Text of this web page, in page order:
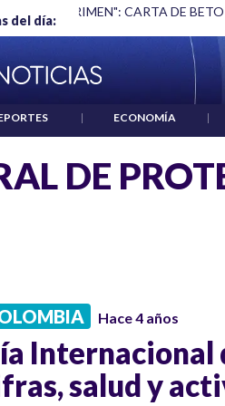
del día:
NO ES UN CRIMEN": CARTA DE
| ECONOMÍA |
DE
Hace 4 años
salud y